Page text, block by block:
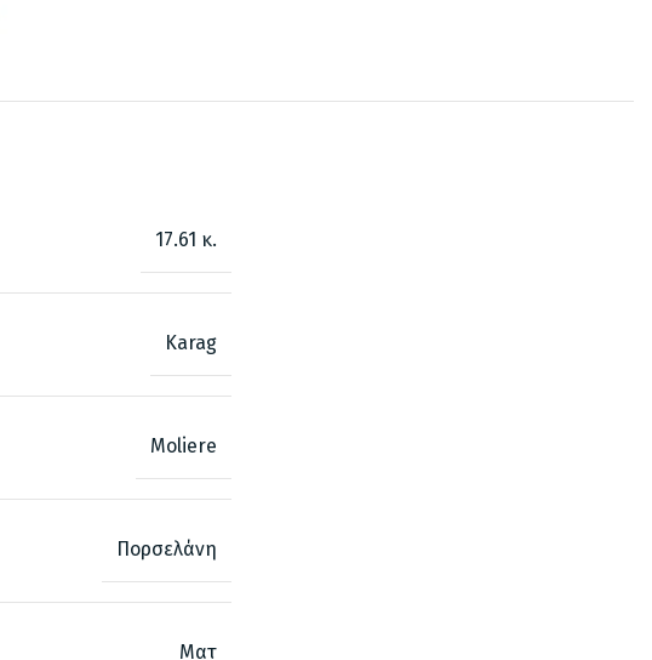
17.61 κ.
Karag
Moliere
Πορσελάνη
Ματ